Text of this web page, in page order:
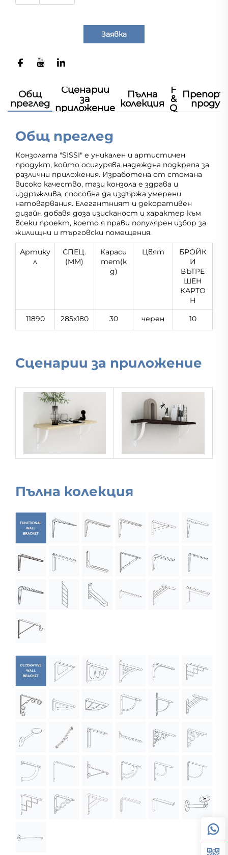
Заявка
Общ
преглед
Сценарии
за
приложение
Пълна
колекция
F
&
Q
Общ преглед
Конзолата "SISSI" е уникален и артистичен
продукт, който осигурява надеждна подкрепа за
различни приложения. Изработена от стомана
високо качество, тази конзола е здрава и
издръжлива, способна да издържа умерени
натоварвания. Елегантният и декоративен
дизайн добавя доза изисканост и характер към
всеки проект, което я прави популярен избор за
жилищни и търговски помещения.
Артику
л
СПЕЦ.
(MM)
Кapacи
тeт(k
g)
Цвят
БРОЙК
И
ВЪТРЕ
ШЕН
КАРТО
Н
11890
285x180 30 черен 10
Сценарии за приложение
Пълна колекция